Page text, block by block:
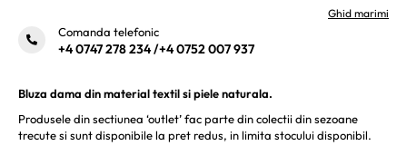
Ghid marimi
Comanda telefonic
+4 0747 278 234/+4 0752 007 937
Bluza dama din material textil si piele naturala.
Produsele din sectiunea ‘outlet’ fac parte din colectii din sezoane
trecute si sunt disponibile la pret redus, in limita stocului disponibil.